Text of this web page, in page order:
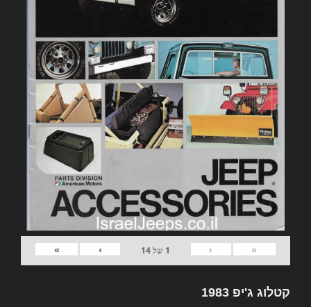
«
‹
1 של14
›
»
קטלוג ג'יפ 1983